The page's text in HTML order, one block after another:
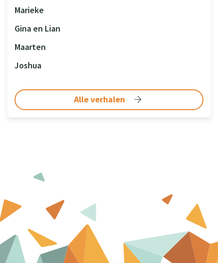
Marieke
Gina en Lian
Maarten
Joshua
Alle verhalen